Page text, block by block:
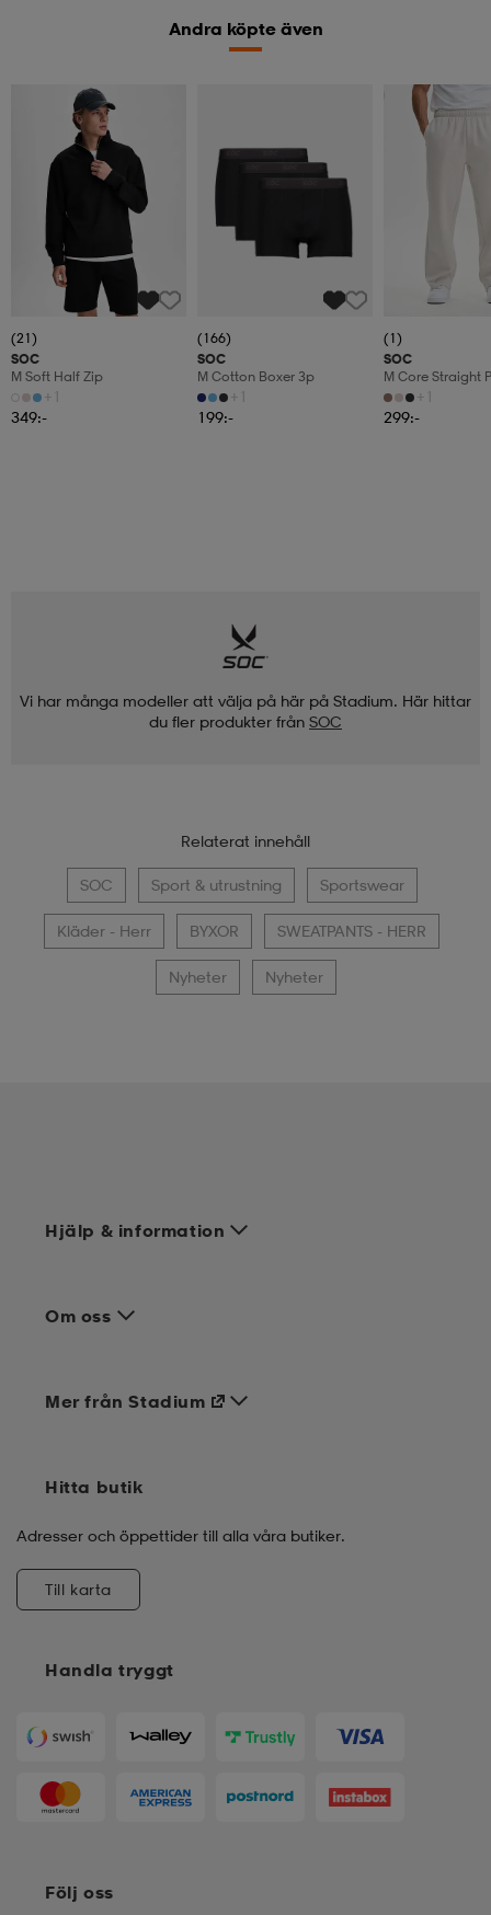
Andra köpte även
(21)
SOC
M Soft Half Zip
+1
349:-
(166)
SOC
M Cotton Boxer 3p
+1
199:-
2 för 499:-
(1)
SOC
M Core Straight
+1
299:-
Vi har många modeller att välja på här på Stadium. Här hittar
du fler produkter från SOC
Relaterat innehåll
SOC Sport & utrustning Sportswear
Kläder - Herr BYXOR SWEATPANTS - HERR
Nyheter Nyheter
Hjälp & information
Om oss
Handla tryggt
Mer från Stadium
Hitta butik
Adresser och öppettider till alla våra butiker.
Till karta
Följ oss